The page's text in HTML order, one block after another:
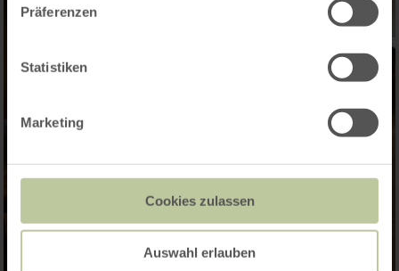
Präferenzen
Statistiken
Marketing
Cookies zulassen
Auswahl erlauben